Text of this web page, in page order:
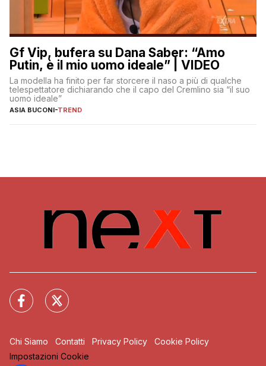
Gf Vip, bufera su Dana Saber: “Amo
Putin, è il mio uomo ideale” | VIDEO
La modella ha finito per far storcere il naso a più di qualche
telespettatore dichiarando che il capo del Cremlino sia “il suo
uomo ideale”
ASIA BUCONI-TREND
Chi Siamo Contatti Privacy Policy
Cookie Policy
Impostazioni Cookie